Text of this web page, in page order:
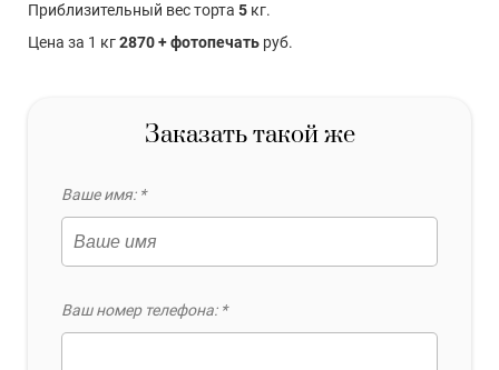
Приблизительный вес торта 5 кг.
Цена за 1 кг2870 + фотопечать руб.
Заказать такой же
Ваше имя: *
Ваш номер телефона: *